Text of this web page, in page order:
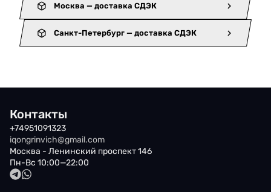
Москва — доставка СДЭК
Санкт-Петербург — доставка СДЭК
Контакты
+74951091323
iqongrinvich@gmail.com
Москва - Ленинский проспект 146
Пн-Вс 10:00—22:00